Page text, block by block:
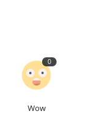
0
Wow